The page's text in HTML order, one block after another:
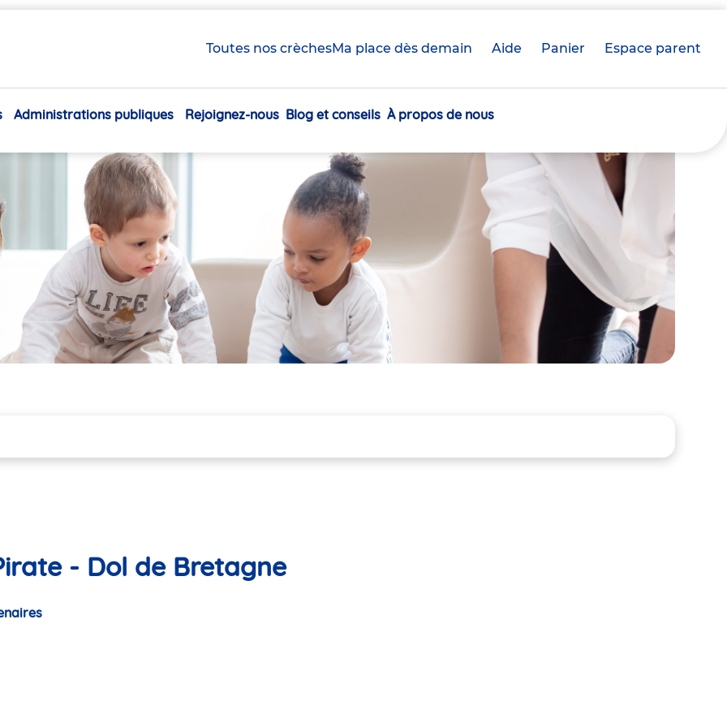
Toutes nos crèchesMa place dès demain Aide Panier crèche(s)
Espace parent
Navigation
Administrations publiques Rejoignez-nous Blog et conseils À propos de nous
- Dol de Bretagne